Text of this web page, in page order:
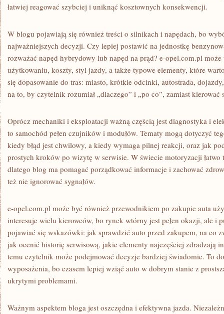
łatwiej reagować szybciej i uniknąć kosztownych konsekwencji.
W blogu pojawiają się również treści o silnikach i napędach, bo
najważniejszych decyzji. Czy lepiej postawić na jednostkę
rozważać napęd hybrydowy lub napęd na prąd? e-opel.com.pl może
użytkowaniu, koszty, styl jazdy, a także typowe elementy, które
się dopasowanie do tras: miasto, krótkie odcinki, autostrada,
na to, by czytelnik rozumiał „dlaczego” i „po co”, zamiast kierować
Oprócz mechaniki i eksploatacji ważną częścią jest diagnostyka i
to samochód pełen czujników i modułów. Tematy mogą dotyczyć
kiedy błąd jest chwilowy, a kiedy wymaga pilnej reakcji, oraz jak
prostych kroków po wizytę w serwisie. W świecie motoryzacji łatwo
dlatego blog ma pomagać porządkować informacje i zachować
też nie ignorować sygnałów.
e-opel.com.pl może być również przewodnikiem po zakupie auta
interesuje wielu kierowców, bo rynek wtórny jest pełen okazji, ale i
pojawiać się wskazówki: jak sprawdzić auto przed zakupem, na co
jak ocenić historię serwisową, jakie elementy najczęściej zdradzają
temu czytelnik może podejmować decyzje bardziej świadomie. To
wyposażenia, bo czasem lepiej wziąć auto w dobrym stanie z
ukrytymi problemami.
Ważnym aspektem bloga jest oszczędna i efektywna jazda.